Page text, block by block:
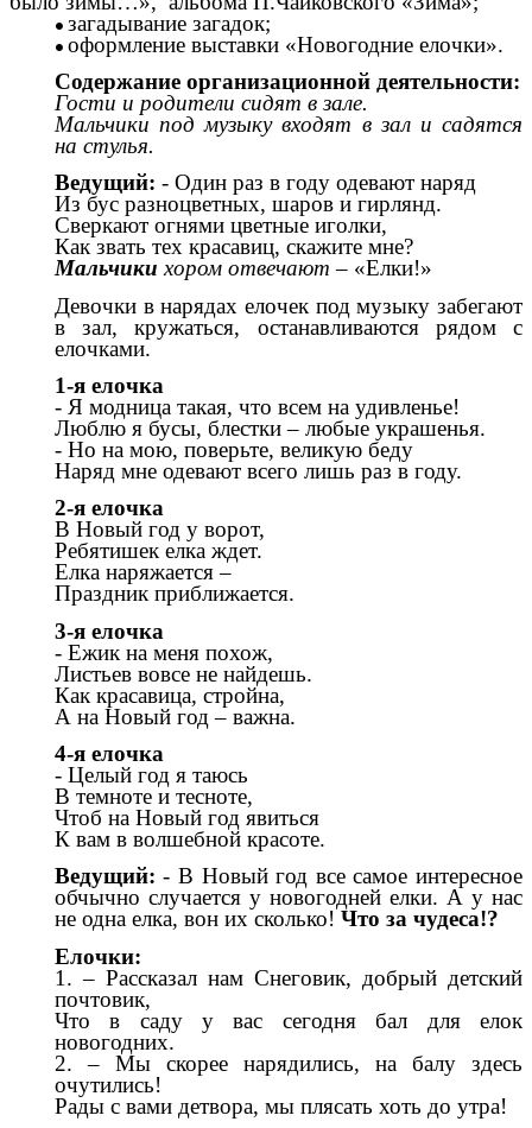
загадывание загадок;
оформление выставки «Новогодние елочки».
Содержание организационной деятельности:
Гости и родители сидят в зале.
Мальчики под музыку входят в зал и садятся
на стулья.
Ведущий: - Один раз в году одевают наряд
Из бус разноцветных, шаров и гирлянд.
Сверкают огнями цветные иголки,
Как звать тех красавиц, скажите мне?
Мальчики хором отвечают – «Елки!»
Девочки в нарядах елочек под музыку забегают
в зал, кружаться, останавливаются рядом с
елочками.
1-я елочка
- Я модница такая, что всем на удивленье!
Люблю я бусы, блестки – любые украшенья.
- Но на мою, поверьте, великую беду
Наряд мне одевают всего лишь раз в году.
2-я елочка
В Новый год у ворот,
Ребятишек елка ждет.
Елка наряжается –
Праздник приближается.
3-я елочка
- Ежик на меня похож,
Листьев вовсе не найдешь.
Как красавица, стройна,
А на Новый год – важна.
4-я елочка
- Целый год я таюсь
В темноте и тесноте,
Чтоб на Новый год явиться
К вам в волшебной красоте.
Ведущий:- В Новый год все самое интересное
обчычно случается у новогодней елки. А у нас
не одна елка, вон их сколько! Что за чудеса!?
Елочки:
1. – Рассказал нам Снеговик, добрый детский
почтовик,
Что в саду у вас сегодня бал для елок
новогодних.
2. – Мы скорее нарядились, на балу здесь
очутились!
Рады с вами детвора, мы плясать хоть до утра!